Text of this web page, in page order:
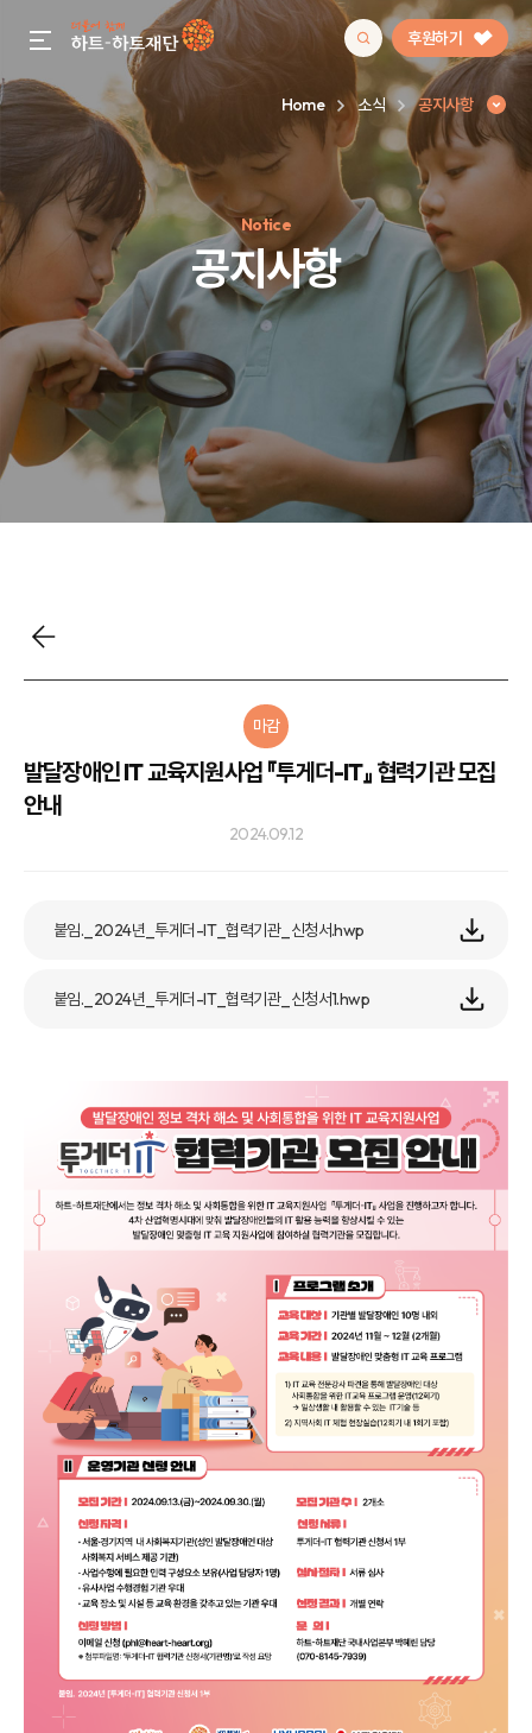
gnb menu open 후원하기
인기 키워드
#정기후원#하트플레이스#캠페인#팬덤후원
Home 소식 공지사항
Notice
공지사항
마감
발달장애인 IT 교육지원사업 『투게더-IT』 협력기관 모집
안내
2024.09.12
붙임._2024년_투게더-IT_협력기관_신청서.hwp
붙임._2024년_투게더-IT_협력기관_신청서1.hwp